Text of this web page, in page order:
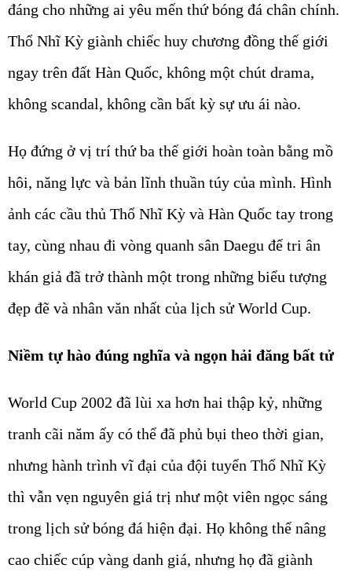
đáng cho những ai yêu mến thứ bóng đá chân chính.
Thổ Nhĩ Kỳ giành chiếc huy chương đồng thế giới
ngay trên đất Hàn Quốc, không một chút drama,
không scandal, không cần bất kỳ sự ưu ái nào.
Họ đứng ở vị trí thứ ba thế giới hoàn toàn bằng mồ
hôi, năng lực và bản lĩnh thuần túy của mình. Hình
ảnh các cầu thủ Thổ Nhĩ Kỳ và Hàn Quốc tay trong
tay, cùng nhau đi vòng quanh sân Daegu để tri ân
khán giả đã trở thành một trong những biểu tượng
đẹp đẽ và nhân văn nhất của lịch sử World Cup.
Niềm tự hào đúng nghĩa và ngọn hải đăng bất tử
World Cup 2002 đã lùi xa hơn hai thập kỷ, những
tranh cãi năm ấy có thể đã phủ bụi theo thời gian,
nhưng hành trình vĩ đại của đội tuyển Thổ Nhĩ Kỳ
thì vẫn vẹn nguyên giá trị như một viên ngọc sáng
trong lịch sử bóng đá hiện đại. Họ không thể nâng
cao chiếc cúp vàng danh giá, nhưng họ đã giành